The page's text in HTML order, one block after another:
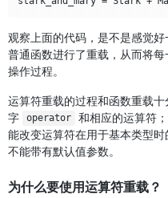
观察上面的代码，是不是感觉
普通函数进行了重载，从而将
操作过程。
运算符重载的过程和函数重载
字
operator
和相应的运算符
能改变运算符在用于基本类型
不能带有默认值参数。
为什么要使用运算符重载？